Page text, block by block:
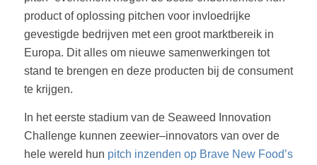
product of oplossing pitchen voor invloedrijke
gevestigde bedrijven met een groot marktbereik in
Europa. Dit alles om nieuwe samenwerkingen tot
stand te brengen en deze producten bij de consument
te krijgen.
In het eerste stadium van de Seaweed Innovation
Challenge kunnen zeewier–innovators van over de
hele wereld hun pitch inzenden op Brave New Food’s